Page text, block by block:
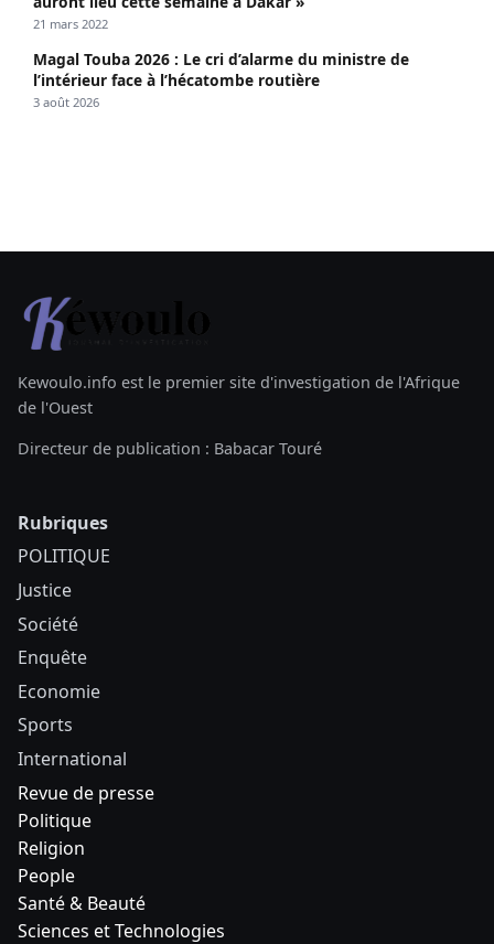
21 mars 2022
Magal Touba 2026 : Le cri d’alarme du ministre de
l’intérieur face à l’hécatombe routière
3 août 2026
Kewoulo.info est le premier site d'investigation de l'Afrique
de l'Ouest
Directeur de publication : Babacar Touré
Rubriques
POLITIQUE
Justice
Société
Enquête
Economie
Sports
International
Revue de presse
Politique
Religion
People
Santé & Beauté
Sciences et Technologies